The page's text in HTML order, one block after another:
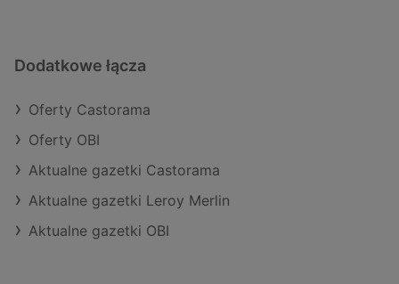
Dodatkowe łącza
Oferty Castorama
Oferty OBI
Aktualne gazetki Castorama
Aktualne gazetki Leroy Merlin
Aktualne gazetki OBI